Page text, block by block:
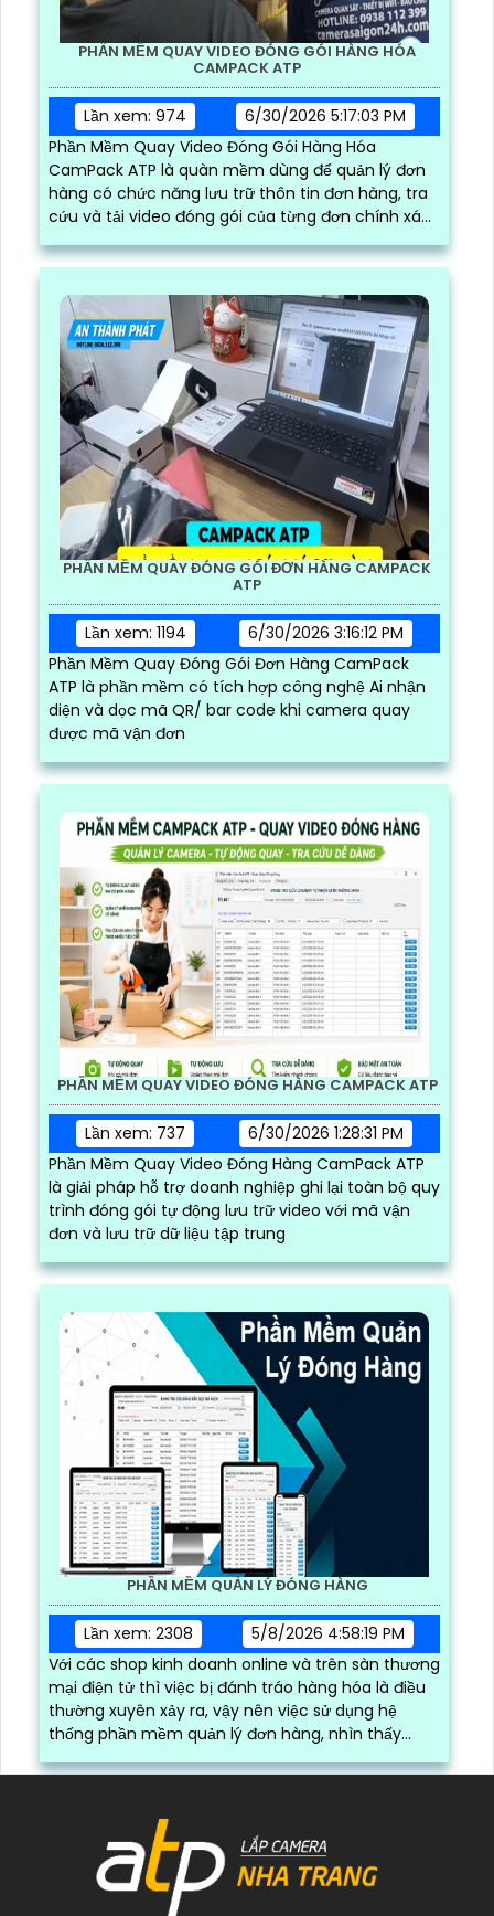
PHẦN MỀM QUAY VIDEO ĐÓNG GÓI HÀNG HÓA
CAMPACK ATP
Lần xem: 974
6/30/2026 5:17:03 PM
Phần Mềm Quay Video Đóng Gói Hàng Hóa
CamPack ATP là quàn mềm dùng để quản lý đơn
hàng có chức năng lưu trữ thôn tin đơn hàng, tra
cứu và tải video đóng gói của từng đơn chính xác
PHẦN MỀM QUAY ĐÓNG GÓI ĐƠN HÀNG CAMPACK
ATP
Lần xem: 1194
6/30/2026 3:16:12 PM
Phần Mềm Quay Đóng Gói Đơn Hàng CamPack
ATP là phần mềm có tích hợp công nghệ Ai nhận
diện và dọc mã QR/ bar code khi camera quay
được mã vận đơn
PHẦN MỀM QUAY VIDEO ĐÓNG HÀNG CAMPACK ATP
Lần xem: 737
6/30/2026 1:28:31 PM
Phần Mềm Quay Video Đóng Hàng CamPack ATP
là giải pháp hỗ trợ doanh nghiệp ghi lại toàn bộ quy
trình đóng gói tự động lưu trữ video với mã vận
đơn và lưu trữ dữ liệu tập trung
PHẦN MỀM QUẢN LÝ ĐÓNG HÀNG
Lần xem: 2308
5/8/2026 4:58:19 PM
Với các shop kinh doanh online và trên sàn thương
mại điện tử thì việc bị đánh tráo hàng hóa là điều
thường xuyên xảy ra, vậy nên việc sử dụng hệ
thống phần mềm quản lý đơn hàng, nhìn thấy
là quy trình đóng gói cũng được ghi lại một cách